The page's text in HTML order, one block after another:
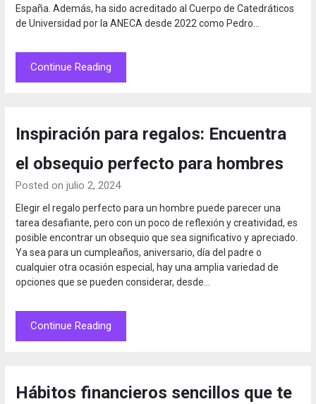
España. Además, ha sido acreditado al Cuerpo de Catedráticos
de Universidad por la ANECA desde 2022 como Pedro…
Continue Reading
Inspiración para regalos: Encuentra
el obsequio perfecto para hombres
Posted on julio 2, 2024
Elegir el regalo perfecto para un hombre puede parecer una
tarea desafiante, pero con un poco de reflexión y creatividad, es
posible encontrar un obsequio que sea significativo y apreciado.
Ya sea para un cumpleaños, aniversario, día del padre o
cualquier otra ocasión especial, hay una amplia variedad de
opciones que se pueden considerar, desde…
Continue Reading
Hábitos financieros sencillos que te